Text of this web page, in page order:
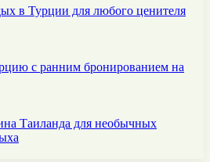
в Турции для любого ценителя
с ранним бронированием на
Таиланда для необычных